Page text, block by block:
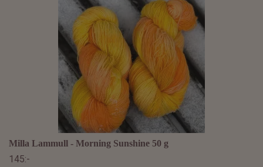
Milla Lammull - Morning Sunshine 50 g
145:-